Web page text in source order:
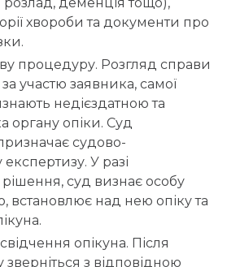
хвороби та документи про
процедуру. Розгляд справи
за участю заявника, самої
недієздатною та
органу опіки. Суд
судово-
У разі
суд визнає особу
встановлює над нею опіку та
опікуна. Після
з відповідною